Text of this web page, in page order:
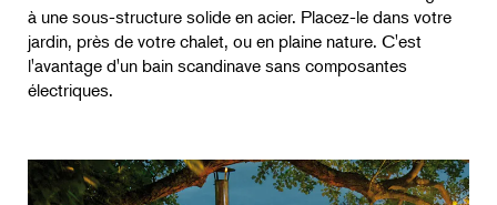
à une sous-structure solide en acier. Placez-le dans votre
jardin, près de votre chalet, ou en plaine nature. C'est
l'avantage d'un bain scandinave sans composantes
électriques.